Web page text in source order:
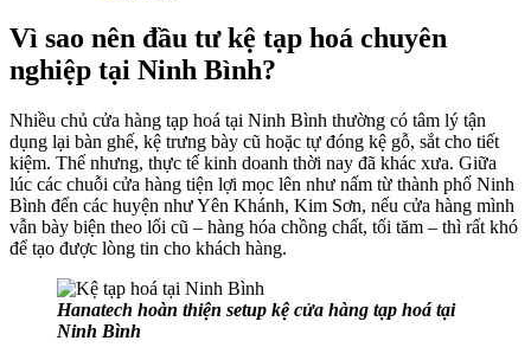
Vì sao nên đầu tư kệ tạp hoá chuyên
nghiệp tại Ninh Bình?
Nhiều chủ cửa hàng tạp hoá tại Ninh Bình thường có tâm lý tận
dụng lại bàn ghế, kệ trưng bày cũ hoặc tự đóng kệ gỗ, sắt cho tiết
kiệm. Thế nhưng, thực tế kinh doanh thời nay đã khác xưa. Giữa
lúc các chuỗi cửa hàng tiện lợi mọc lên như nấm từ thành phố Ninh
Bình đến các huyện như Yên Khánh, Kim Sơn, nếu cửa hàng mình
vẫn bày biện theo lối cũ – hàng hóa chồng chất, tối tăm – thì rất khó
để tạo được lòng tin cho khách hàng.
Hanatech hoàn thiện setup kệ cửa hàng tạp hoá tại
Ninh Bình